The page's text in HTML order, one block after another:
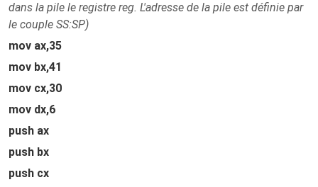
dans la pile le registre reg. L'adresse de la pile est définie par
le couple SS:SP)
mov ax,35
mov bx,41
mov cx,30
mov dx,6
push ax
push bx
push cx